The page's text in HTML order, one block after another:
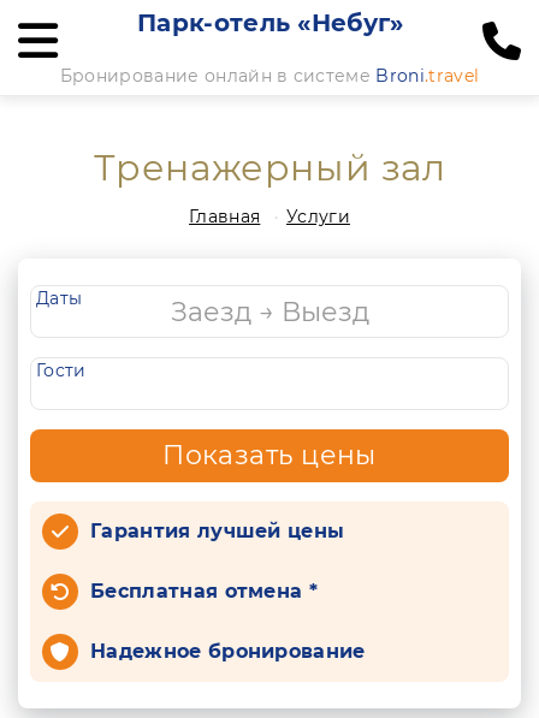
Парк-отель «Небуг»
Бронирование онлайн в системе Broni.travel
Тренажерный зал
Главная Услуги
Даты
Гости
Показать цены
Гарантия лучшей цены
Бесплатная отмена *
Надежное бронирование